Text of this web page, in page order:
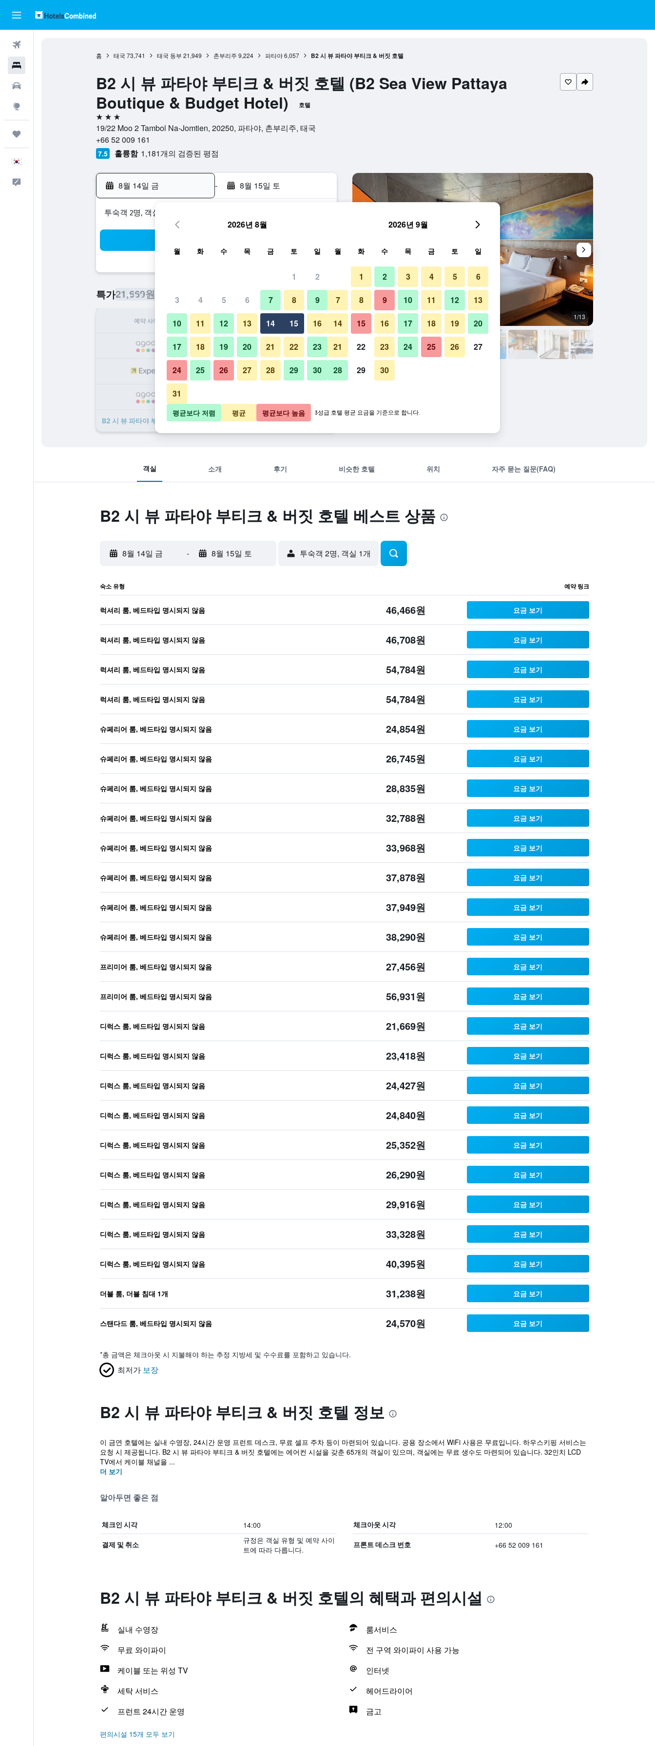
홈 태국 73,741 태국 동부 21,949 촌부리주 9,224 파타야 6,057 B2 시 뷰 파타야 부티크 & 버짓 호텔
B2 시 뷰 파타야 부티크 & 버짓 호텔 (B2 Sea View Pattaya
Boutique & Budget Hotel)
호텔
3성급
19/22 Moo 2 Tambol Na-Jomtien, 20250, 파타야, 촌부리주, 태국
+66 52 009 161
7.5 훌륭함 1,181개의 검증된 평점
8월 14일 금 - 8월 15일 토
​투숙객 2​명, ​객실 1개
특가21,669원
예약 사이트 1박당 총액
21,669원 바로 예약
23,418원 바로 예약
B2 시 뷰 파타야 부티크 & 버짓 호텔 ​특가 ​상품 25개 ​더 ​보기
기타 1/13
B2 시 뷰 파타야 부티크 & 버짓 호텔 사진
객실 소개 후기 비슷한 호텔 위치 자주 묻는 질문(FAQ)
B2 시 뷰 파타야 부티크 & 버짓 호텔 베스트 상품
8월 14일 금 - 8월 15일 토 ​투숙객 2​명, ​객실 1개
숙소 유형 예약 링크
럭셔리 룸, 베드타입 명시되지 않음 46,466원 요금 보기
럭셔리 룸, 베드타입 명시되지 않음 46,708원 요금 보기
럭셔리 룸, 베드타입 명시되지 않음 54,784원 요금 보기
럭셔리 룸, 베드타입 명시되지 않음 54,784원 요금 보기
슈페리어 룸, 베드타입 명시되지 않음 24,854원 요금 보기
슈페리어 룸, 베드타입 명시되지 않음 26,745원 요금 보기
슈페리어 룸, 베드타입 명시되지 않음 28,835원 요금 보기
슈페리어 룸, 베드타입 명시되지 않음 32,788원 요금 보기
슈페리어 룸, 베드타입 명시되지 않음 33,968원 요금 보기
슈페리어 룸, 베드타입 명시되지 않음 37,878원 요금 보기
슈페리어 룸, 베드타입 명시되지 않음 37,949원 요금 보기
슈페리어 룸, 베드타입 명시되지 않음 38,290원 요금 보기
프리미어 룸, 베드타입 명시되지 않음 27,456원 요금 보기
프리미어 룸, 베드타입 명시되지 않음 56,931원 요금 보기
디럭스 룸, 베드타입 명시되지 않음 21,669원 요금 보기
디럭스 룸, 베드타입 명시되지 않음 23,418원 요금 보기
디럭스 룸, 베드타입 명시되지 않음 24,427원 요금 보기
디럭스 룸, 베드타입 명시되지 않음 24,840원 요금 보기
디럭스 룸, 베드타입 명시되지 않음 25,352원 요금 보기
디럭스 룸, 베드타입 명시되지 않음 26,290원 요금 보기
디럭스 룸, 베드타입 명시되지 않음 29,916원 요금 보기
디럭스 룸, 베드타입 명시되지 않음 33,328원 요금 보기
디럭스 룸, 베드타입 명시되지 않음 40,395원 요금 보기
더블 룸, 더블 침대 1개 31,238원 요금 보기
스탠다드 룸, 베드타입 명시되지 않음 24,570원 요금 보기
*총 금액은 체크아웃 시 지불해야 하는 추정 지방세 및 수수료를 포함하고 있습니다.
최저가 보장
B2 시 뷰 파타야 부티크 & 버짓 호텔 정보
이 금연 호텔에는 실내 수영장, 24시간 운영 프런트 데스크, 무료 셀프 주차 등이 마련되어 있습니다. 공용 장소에서 WiFi 사용은 무료입니다. 하우스키핑 서비스는
요청 시 제공됩니다. B2 시 뷰 파타야 부티크 & 버짓 호텔에는 에어컨 시설을 갖춘 65개의 객실이 있으며, 객실에는 무료 생수도 마련되어 있습니다. 32인치 LCD
TV에서 케이블 채널을 ...
더 보기
알아두면 좋은 점
체크인 시각 14:00 체크아웃 시각 12:00
결제 및 취소
규정은 객실 유형 및 예약 사이
트에 따라 다릅니다.
프론트 데스크 번호 +66 52 009 161
B2 시 뷰 파타야 부티크 & 버짓 호텔의 혜택​과 편의시설
실내 수영장
룸서비스
무료 와이파이
전 구역 와이파이 사용 가능
케이블 또는 위성 TV
인터넷
세탁 서비스
헤어드라이어
프런트 24시간 운영
금고
편의시설 15개 모두 보기
2026년 8월
월 화 수 목 금 토 일
1 2
3 4 5 6 7 8 9
10 11 12 13 14 15 16
17 18 19 20 21 22 23
24 25 26 27 28 29 30
31
2026년 9월
월 화 수 목 금 토 일
1 2 3 4 5 6
7 8 9 10 11 12 13
14 15 16 17 18 19 20
21 22 23 24 25 26 27
28 29 30
평균보다 저렴 평균 평균보다 높음 3성급 호텔 평균 요금을 기준으로 합니다.